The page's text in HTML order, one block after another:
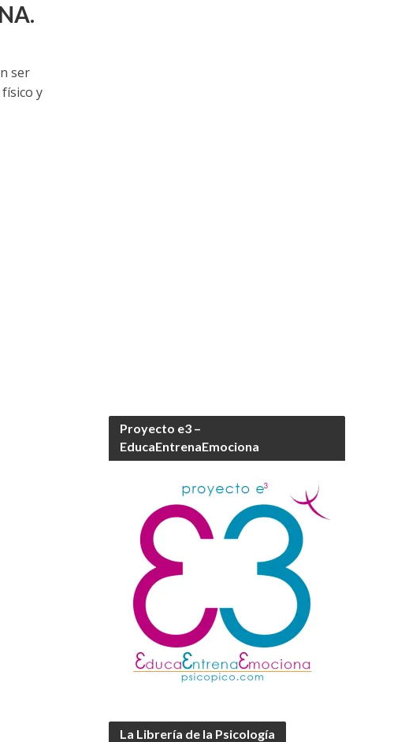
ser
y
Proyecto e3 –
EducaEntrenaEmociona
La Librería de la Psicología